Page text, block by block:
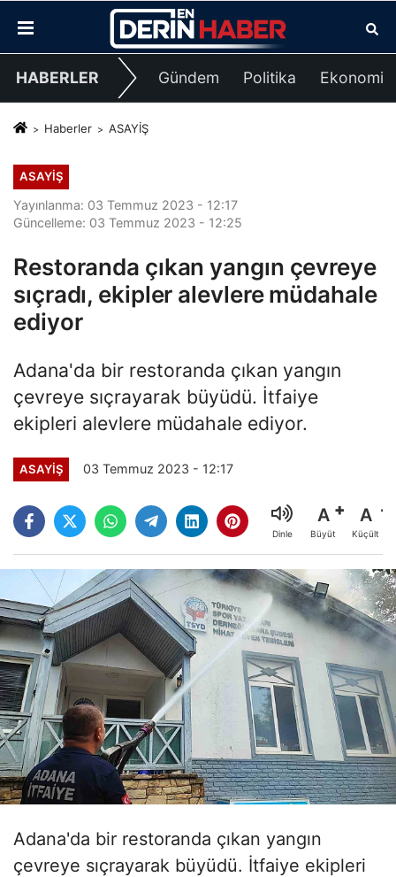
HABERLER Gündem Politika Ekonomi
Haberler ASAYİŞ
ASAYİŞ
Yayınlanma: 03 Temmuz 2023 - 12:17
Güncelleme: 03 Temmuz 2023 - 12:25
Restoranda çıkan yangın çevreye
sıçradı, ekipler alevlere müdahale
ediyor
Adana'da bir restoranda çıkan yangın
çevreye sıçrayarak büyüdü. İtfaiye
ekipleri alevlere müdahale ediyor.
ASAYİŞ 03 Temmuz 2023 - 12:17
Dinle
A
Büyüt
A
Küçült
Adana'da bir restoranda çıkan yangın
çevreye sıçrayarak büyüdü. İtfaiye ekipleri